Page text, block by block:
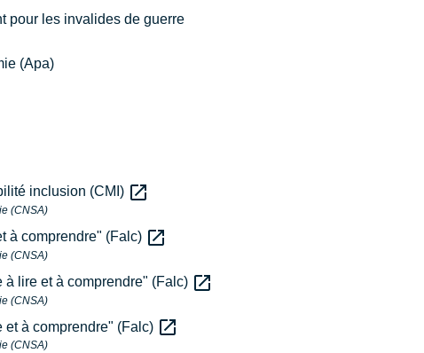
pour les invalides de guerre
(Apa)
inclusion (CMI) open_in_new
(CNSA)
à comprendre" (Falc) open_in_new
(CNSA)
lire et à comprendre" (Falc) open_in_new
(CNSA)
et à comprendre" (Falc) open_in_new
(CNSA)